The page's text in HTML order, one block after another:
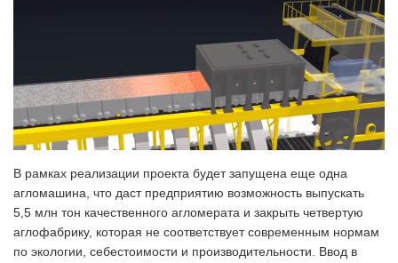
В рамках реализации проекта будет запущена еще одна
агломашина, что даст предприятию возможность выпускать
5,5 млн тон качественного агломерата и закрыть четвертую
аглофабрику, которая не соответствует современным нормам
по экологии, себестоимости и производительности. Ввод в